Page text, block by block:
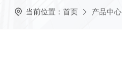
当前位置： 首页 产品中心